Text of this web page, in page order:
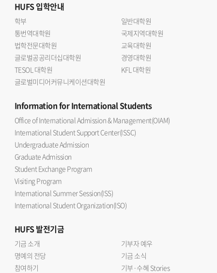
HUFS입학안내
학부
일반대학원
통번역대학원
국제지역대학원
법학전문대학원
교육대학원
글로벌공공리더십대학원
경영대학원
TESOL 대학원
KFL 대학원
글로벌미디어커뮤니케이션대학원
Informationfor International Students
Office of International Admission & Management(OIAM)
International Student Support Center(ISSC)
Undergraduate Admission
Graduate Admission
Student Exchange Program
Visiting Program
International Summer Session(ISS)
International Student Organization(ISO)
HUFS발전기금
기금 소개
기부자 예우
명예의 전당
기금 소식
참여하기
기부·수혜 Stories